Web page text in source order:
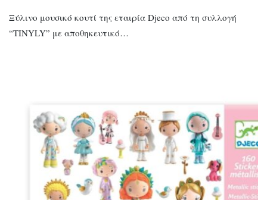
Ξύλινο μουσικό κουτί της εταιρία Djeco από τη συλλογή
“TINYLY” με αποθηκευτικό…